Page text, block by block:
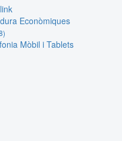
Econòmiques
Mòbil i Tablets